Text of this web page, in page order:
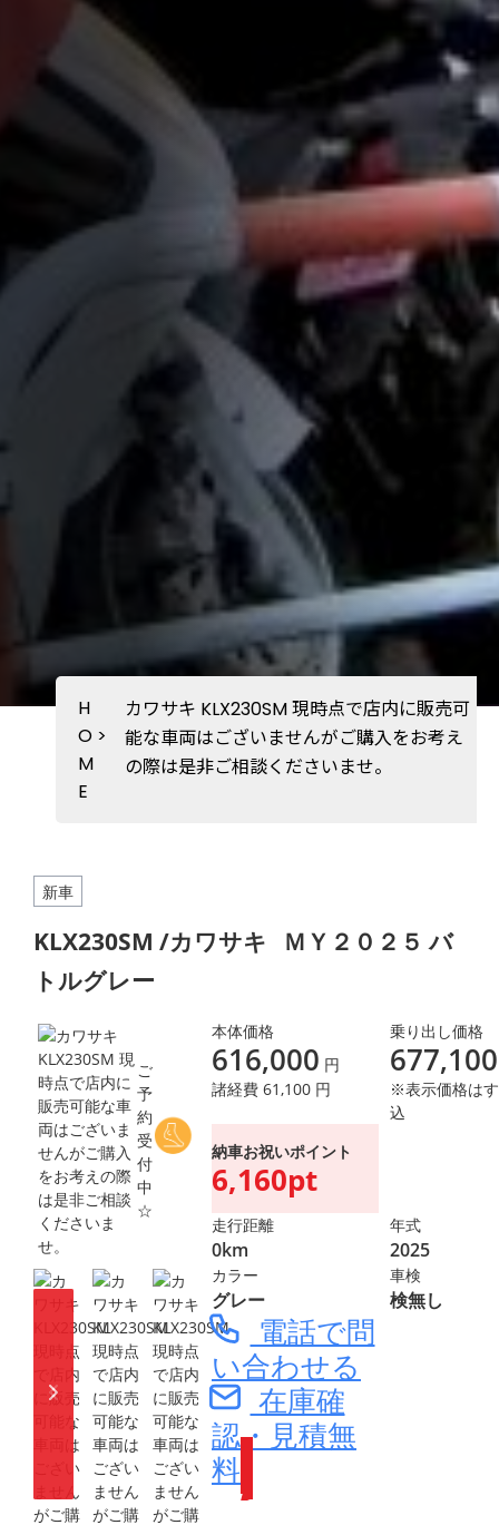
H
O
M
E
>
カワサキ KLX230SM 現時点で店内に販売可
能な車両はございませんがご購入をお考え
の際は是非ご相談くださいませ。
新車
KLX230SM /カワサキ
ＭＹ２０２５ バ
トルグレー
ご
予
約
受
付
中
☆
本体価格
616,000 円
乗り出し価格
677,100
諸経費 61,100 円
※表示価格は
込
納車お祝いポイント
6,160pt
走行距離
0km
年式
2025
カラー
グレー
車検
検無し
電話で問
い合わせる
在庫確
認・見積無
料
Webike会員